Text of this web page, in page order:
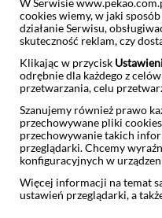
Produkt
McDonald’s
Zobacz szczegóły
Produkt
Kapitału w PLN
Zobacz szczegóły
Produkt
AG, Pfizer Inc i
cookies wiemy, w jaki
działanie Serwisu,
skuteczność reklam, czy
Klikając w przycisk
odrębnie dla każdego z
przetwarzania, celu
Szanujemy również prawo
przechowywane pliki
przechowywanie takich
przeglądarki. Chcemy
konfiguracyjnych w
Więcej informacji na temat
ustawień przeglądarki, a